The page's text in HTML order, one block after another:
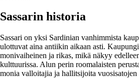
Sassarin historia
Sassari on yksi Sardinian vanhimmista
ulottuvat aina antiikin aikaan asti.
monivaiheinen ja rikas, mikä näkyy
kulttuurissa. Alun perin roomalaisten
monia valloitajia ja hallitsijoita vuosisatojen